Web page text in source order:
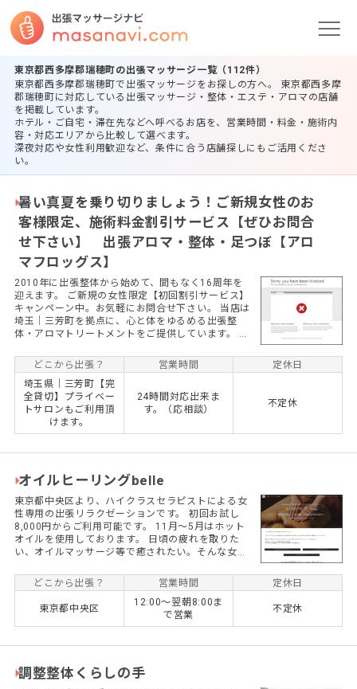
東京都西多摩郡瑞穂町の出張マッサージ一覧（112件）
東京都西多摩郡瑞穂町で出張マッサージをお探しの方へ。 東京都西多摩
郡瑞穂町に対応している出張マッサージ・整体・エステ・アロマの店舗
を掲載しています。
ホテル・ご自宅・滞在先などへ呼べるお店を、営業時間・料金・施術内
容・対応エリアから比較して選べます。
深夜対応や女性利用歓迎など、条件に合う店舗探しにもご活用くださ
い。
暑い真夏を乗り切りましょう！ご新規女性のお
客様限定、施術料金割引サービス【ぜひお問合
せ下さい】 出張アロマ・整体・足つぼ【アロ
マフロッグス】
2010年に出張整体から始めて、間もなく16周年を
迎えます。 ご新規の女性限定【初回割引サービス】
キャンペーン中。お気軽にお問合せ下さい。 当店は
埼玉｜三芳町を拠点に、心と体をゆるめる出張整
体・アロマトリートメントをご提供しています。 ◆
ずはお電話でお問合せ下さい。（お問合せの際は
「出張マッサージナビを見た」とお伝えください）
整体60分6,600円／アロマ60分11,000円。120分の
ロングコースもございます。 男性施術者による丁寧
で心地よい施術を、ぜひ一度お試しください。
どこから出張？ 営業時間
定休日
埼玉県｜三芳町【完
全貸切】プライベー
トサロンもご利用頂
けます。
24時間対応出来ま
す。（応相談）
不定休
オイルヒーリングbelle
東京都中央区より、ハイクラスセラピストによる女
性専用の出張リラクゼーションです。 初回お試し
8,000円からご利用可能です。 11月〜5月はホット
オイルを使用しております。 日頃の疲れを取りた
い、オイルマッサージ等で癒されたい。そんな女性
に迅速にセラピストを派遣致します。 東京都中央区
より出張致します。 初回お試し80分8000円よりご
利用可能です。 出張型リラクゼーション「belle」
は東京都中央区から、関東南部(埼玉、千葉、神奈
川)全域にハイクラスセラピストを派遣している、女
どこから出張？ 営業時間 定休日
東京都中央区
12:00〜翌朝8:00ま
で営業
不定休
調整整体くらしの手